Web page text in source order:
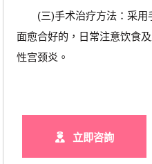
(三)手术治疗方法：采用
面愈合好的，日常注意饮食
性宫颈炎。
立即咨詢